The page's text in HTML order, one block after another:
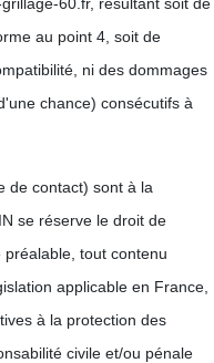
au point 4, soit de
ni des dommages
chance) consécutifs à
de contact) sont à la
se réserve le droit de
tout contenu
applicable en France,
à la protection des
civile et/ou pénale